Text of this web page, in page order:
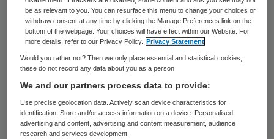
vrijwillige quarantaine kunnen wij melden
dat onze tropenartsen definitief niet
besmet zijn met het gevreesde ebolavirus”,
meldt de organisatie via Twitter en
Ebolaverdacht
be as relevant to you. You can resurface this menu to change your choices or
withdraw consent at any time by clicking the Manage Preferences link on the
bottom of the webpage. Your choices will have effect within our Website. For
more details, refer to our Privacy Policy.
Privacy Statement
Would you rather not? Then we only place essential and statistical cookies,
these do not record any data about you as a person
We and our partners process data to provide:
Use precise geolocation data. Actively scan device characteristics for
identification. Store and/or access information on a device. Personalised
advertising and content, advertising and content measurement, audience
research and services development.